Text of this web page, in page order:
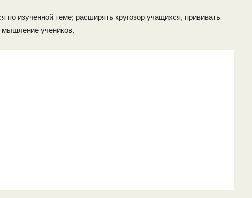
по изученной теме; расширять кругозор учащихся, прививать
мышление учеников.